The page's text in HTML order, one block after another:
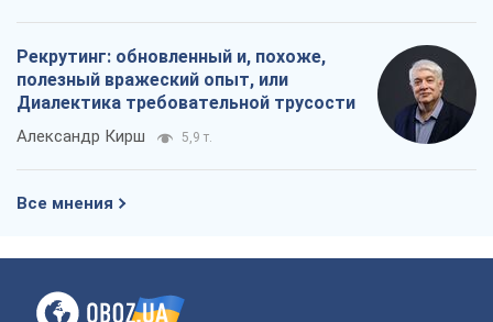
Рекрутинг: обновленный и, похоже,
полезный вражеский опыт, или
Диалектика требовательной трусости
Александр Кирш 5,9 т.
Все мнения